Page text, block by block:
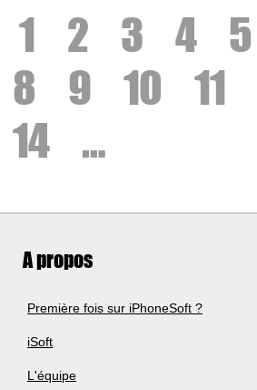
1 2 3 4 5
8 9 10 11
14 …
A propos
Première fois sur iPhoneSoft ?
iSoft
L'équipe